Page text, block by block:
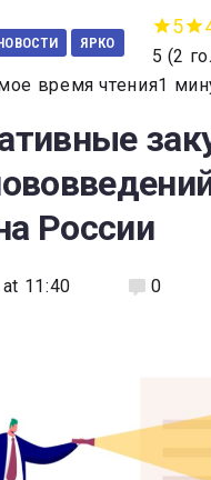
ЯРКО
5
5 (2
время чтения1
России
11:40 0